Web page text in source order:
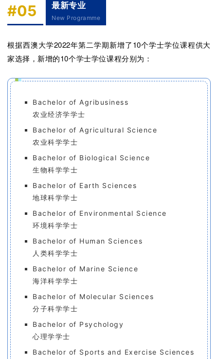
#05 最新专业
New Programme
根据西澳大学2022年第二学期新增了10个学士学位课程供大
家选择，新增的10个学士学位课程分别为：
Bachelor of Agribusiness
农业经济学学士
Bachelor of Agricultural Science
农业科学学士
Bachelor of Biological Science
生物科学学士
Bachelor of Earth Sciences
地球科学学士
Bachelor of Environmental Science
环境科学学士
Bachelor of Human Sciences
人类科学学士
Bachelor of Marine Science
海洋科学学士
Bachelor of Molecular Sciences
分子科学学士
Bachelor of Psychology
心理学学士
Bachelor of Sports and Exercise Sciences